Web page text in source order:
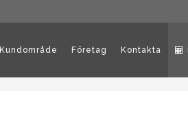
Kundområde Företag Kontakta